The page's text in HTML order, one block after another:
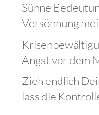
Sühne
Versöhnung
Angst vor dem
Zieh endlich
lass die